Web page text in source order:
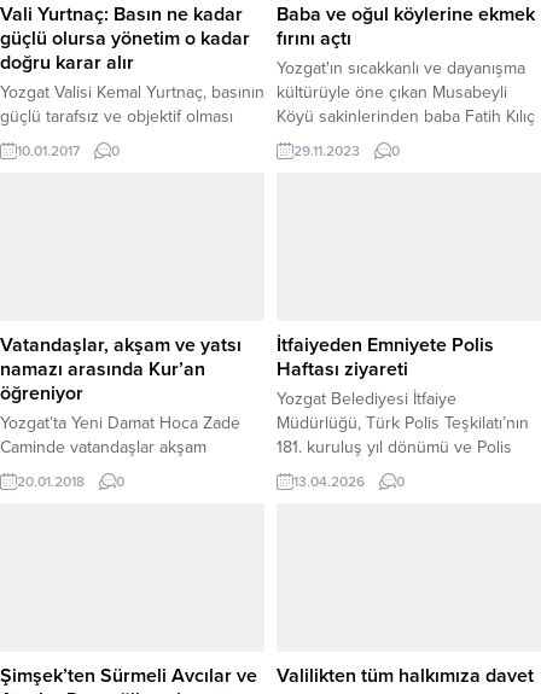
Vali Yurtnaç: Basın ne kadar
güçlü olursa yönetim o kadar
doğru karar alır
Yozgat Valisi Kemal Yurtnaç, basının
güçlü tarafsız ve objektif olması
gerektiğini belirterek, basının güçlü
olması halinde yönetiminde o
Tesislerinde basın mensupları...
10.01.2017 0
Baba ve oğul köylerine ekmek
fırını açtı
Yozgat'ın sıcakkanlı ve dayanışma
kültürüyle öne çıkan Musabeyli
Köyü sakinlerinden baba Fatih Kılıç
ve oğlu Halit Kılıç, köy halkının
ekmek ihtiyacını karşılamak üzere
29.11.2023 0
Vatandaşlar, akşam ve yatsı
namazı arasında Kur’an
öğreniyor
Yozgat’ta Yeni Damat Hoca Zade
Caminde vatandaşlar akşam
namazını kıldıktan sonra yatsı
namazına kadar camide kalarak
20.01.2018 0
İtfaiyeden Emniyete Polis
Haftası ziyareti
Yozgat Belediyesi İtfaiye
Müdürlüğü, Türk Polis Teşkilatı’nın
181. kuruluş yıl dönümü ve Polis
Haftası dolayısıyla Yozgat İl Emniyet
Müdürlüğü’ne anlamlı bir ziyaret
vurgulandı. Şehirde huzur ve
güvenliğin sağlanmasında
13.04.2026 0
Şimşek’ten Sürmeli Avcılar ve
Valilikten tüm halkımıza davet